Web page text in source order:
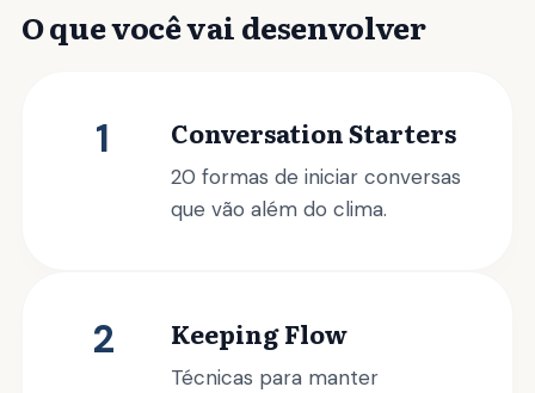
O que você vai desenvolver
1 Conversation Starters
20 formas de iniciar conversas
que vão além do clima.
2 Keeping Flow
Técnicas para manter